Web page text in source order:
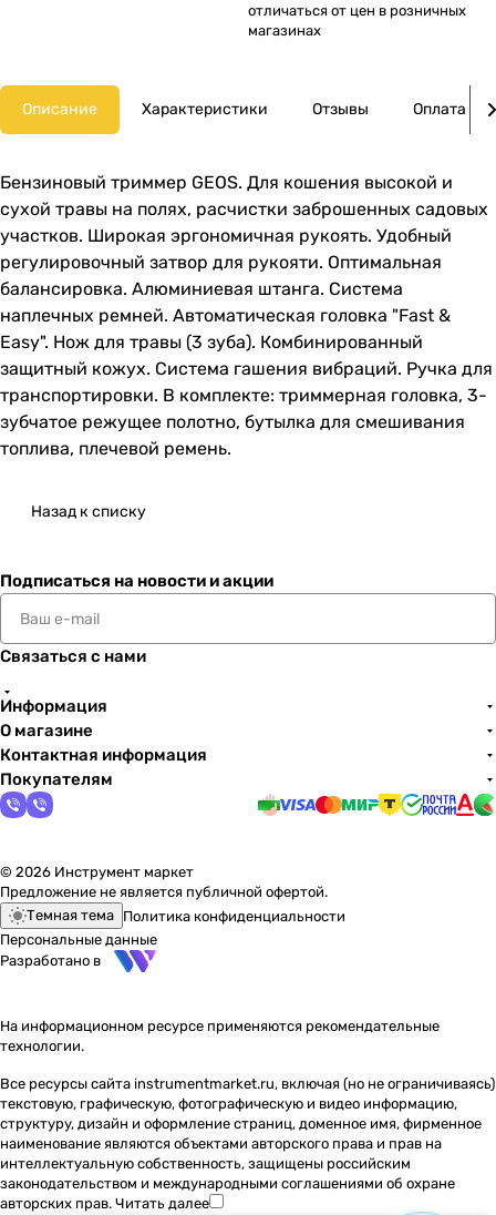
отличаться от цен в розничных
магазинах
Описание Характеристики Отзывы Оплата
Бензиновый триммер GEOS. Для кошения высокой и
сухой травы на полях, расчистки заброшенных садовых
участков. Широкая эргономичная рукоять. Удобный
регулировочный затвор для рукояти. Оптимальная
балансировка. Алюминиевая штанга. Система
наплечных ремней. Автоматическая головка "Fast &
Easy". Нож для травы (3 зуба). Комбинированный
защитный кожух. Система гашения вибраций. Ручка для
транспортировки. В комплекте: триммерная головка, 3-
зубчатое режущее полотно, бутылка для смешивания
топлива, плечевой ремень.
Назад к списку
Подписаться на новости и акции
Связаться с нами
Информация
О магазине
Контактная информация
Покупателям
© 2026 Инструмент маркет
Предложение не является публичной офертой.
Темная тема Политика конфиденциальности
Персональные данные
Разработано в
На информационном ресурсе применяются рекомендательные
технологии.
Все ресурсы сайта instrumentmarket.ru, включая (но не ограничиваясь)
текстовую, графическую, фотографическую и видео информацию,
структуру, дизайн и оформление страниц, доменное имя, фирменное
наименование являются объектами авторского права и прав на
интеллектуальную собственность, защищены российским
законодательством и международными соглашениями об охране
авторских прав. Читать далее